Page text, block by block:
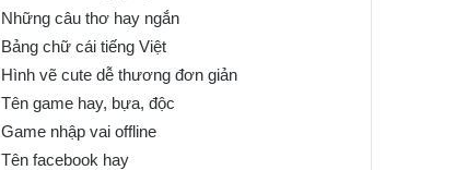
Những câu thơ hay ngắn
Bảng chữ cái tiếng Việt
Hình vẽ cute dễ thương đơn giản
Tên game hay, bựa, độc
Game nhập vai offline
Tên facebook hay